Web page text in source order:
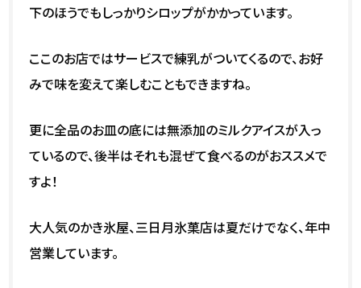
下のほうでもしっかりシロップがかかっています。
ここのお店ではサービスで練乳がついてくるので、お好
みで味を変えて楽しむこともできますね。
更に全品のお皿の底には無添加のミルクアイスが入っ
ているので、後半はそれも混ぜて食べるのがおススメで
すよ！
大人気のかき氷屋、三日月氷菓店は夏だけでなく、年中
営業しています。